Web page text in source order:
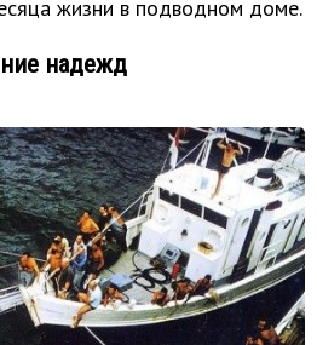
жизни в подводном доме.
надежд